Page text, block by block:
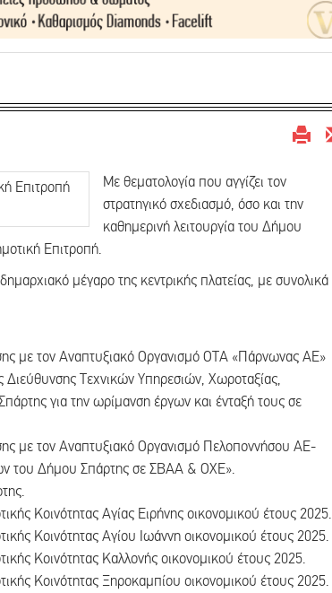
Με θεματολογία που αγγίζει τον
στρατηγικό σχεδιασμό, όσο και την
καθημερινή λειτουργία του Δήμου
Επιτροπή.
μέγαρο της κεντρικής πλατείας, με συνολικά
με τον Αναπτυξιακό Οργανισμό ΟΤΑ «Πάρνωνας ΑΕ»
Διεύθυνσης Τεχνικών Υπηρεσιών, Χωροταξίας,
για την ωρίμανση έργων και ένταξή τους σε
με τον Αναπτυξιακό Οργανισμό Πελοποννήσου ΑΕ-
του Δήμου Σπάρτης σε ΣΒΑΑ & ΟΧΕ».
Κοινότητας Αγίας Ειρήνης οικονομικού έτους 2025.
Κοινότητας Αγίου Ιωάννη οικονομικού έτους 2025.
Κοινότητας Καλλονής οικονομικού έτους 2025.
Κοινότητας Ξηροκαμπίου οικονομικού έτους 2025.